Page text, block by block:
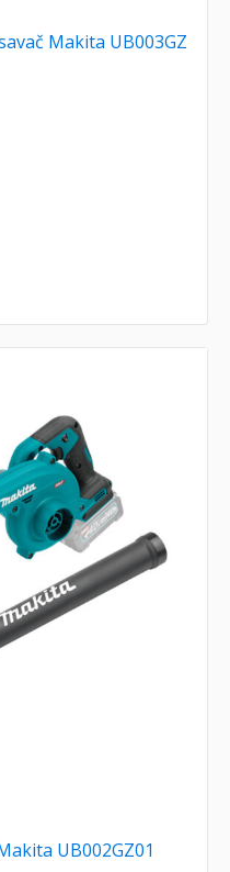
Makita UB003GZ
UB002GZ01